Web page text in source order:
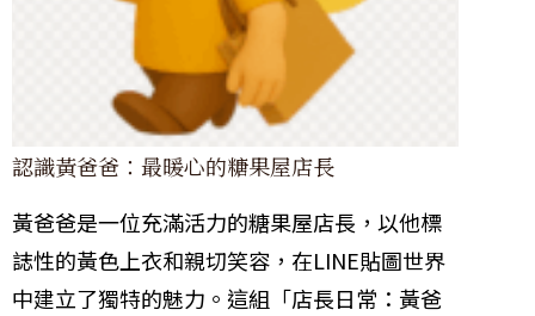
認識黃爸爸：最暖心的糖果屋店長
黃爸爸是一位充滿活力的糖果屋店長，以他標
誌性的黃色上衣和親切笑容，在LINE貼圖世界
中建立了獨特的魅力。這組「店長日常：黃爸